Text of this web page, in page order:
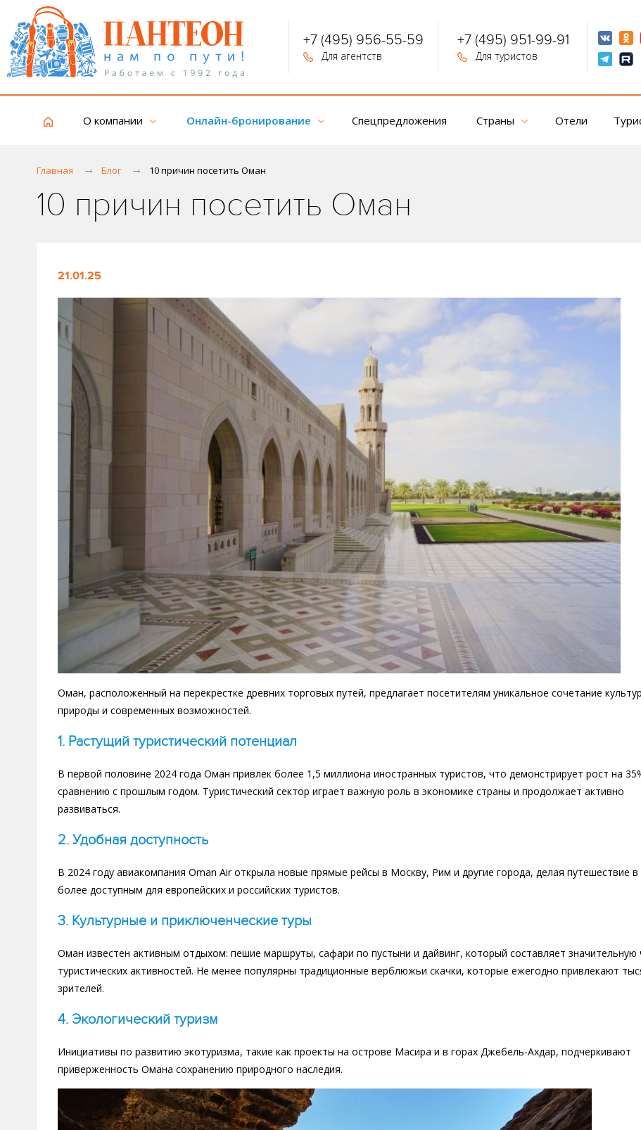
+7 (495) 956-55-59
Для агентств
+7 (495) 951-99-91
Для туристов
О компании Онлайн-бронирование Спецпредложения Страны Отели
Главная Блог 10 причин посетить Оман
10 причин посетить Оман
21.01.25
Оман, расположенный на перекрестке древних торговых путей, предлагает посетителям уникальное сочетание
природы и современных возможностей.
1. Растущий туристический потенциал
В первой половине 2024 года Оман привлек более 1,5 миллиона иностранных туристов, что демонстрирует рост на
сравнению с прошлым годом. Туристический сектор играет важную роль в экономике страны и продолжает активно
развиваться.
2. Удобная доступность
В 2024 году авиакомпания Oman Air открыла новые прямые рейсы в Москву, Рим и другие города, делая путешествие
более доступным для европейских и российских туристов.
3. Культурные и приключенческие туры
Оман известен активным отдыхом: пешие маршруты, сафари по пустыни и дайвинг, который составляет значительную
туристических активностей. Не менее популярны традиционные верблюжьи скачки, которые ежегодно привлекают
зрителей.
4. Экологический туризм
Инициативы по развитию экотуризма, такие как проекты на острове Масира и в горах Джебель-Ахдар, подчеркивают
приверженность Омана сохранению природного наследия.